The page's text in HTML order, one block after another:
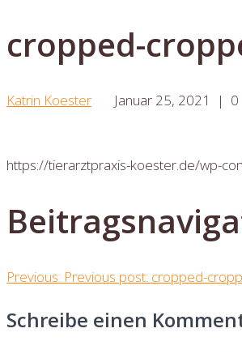
cropped-
Katrin Koester Januar 25, 2021 | 0
https://tierarztpraxis-koester.de/wp-
Previous: Previous post: cropped-
Schreibe einen